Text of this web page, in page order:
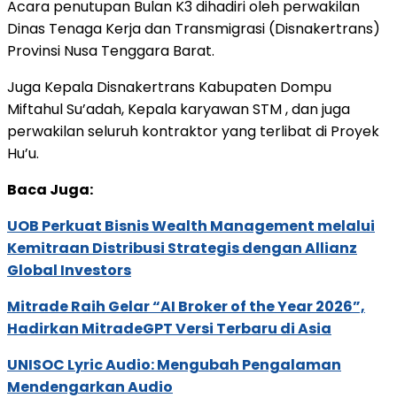
Acara penutupan Bulan K3 dihadiri oleh perwakilan
Dinas Tenaga Kerja dan Transmigrasi (Disnakertrans)
Provinsi Nusa Tenggara Barat.
Juga Kepala Disnakertrans Kabupaten Dompu
Miftahul Su’adah, Kepala karyawan STM , dan juga
perwakilan seluruh kontraktor yang terlibat di Proyek
Hu’u.
Baca Juga:
UOB Perkuat Bisnis Wealth Management melalui
Kemitraan Distribusi Strategis dengan Allianz
Global Investors
Mitrade Raih Gelar “AI Broker of the Year 2026”,
Hadirkan MitradeGPT Versi Terbaru di Asia
UNISOC Lyric Audio: Mengubah Pengalaman
Mendengarkan Audio